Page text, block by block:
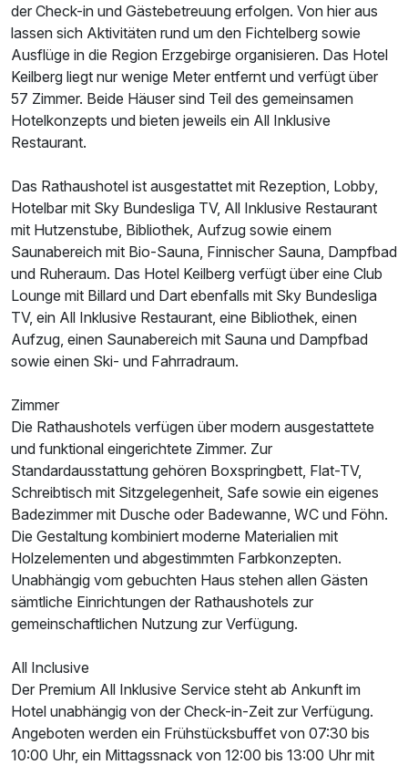
Familienzimmer A
2 Erwachsene und 2 Kinder
Für 4 Tage p.P. ab
Familienzimmer B
2 Erwachsene und 1 Kind
der Check-in und Gästebetreuung erfolgen. Von hier aus
lassen sich Aktivitäten rund um den Fichtelberg sowie
Ausflüge in die Region Erzgebirge organisieren. Das Hotel
Keilberg liegt nur wenige Meter entfernt und verfügt über
57 Zimmer. Beide Häuser sind Teil des gemeinsamen
Hotelkonzepts und bieten jeweils ein All Inklusive
Restaurant.
Das Rathaushotel ist ausgestattet mit Rezeption, Lobby,
Hotelbar mit Sky Bundesliga TV, All Inklusive Restaurant
mit Hutzenstube, Bibliothek, Aufzug sowie einem
Saunabereich mit Bio-Sauna, Finnischer Sauna, Dampfbad
und Ruheraum. Das Hotel Keilberg verfügt über eine Club
Lounge mit Billard und Dart ebenfalls mit Sky Bundesliga
TV, ein All Inklusive Restaurant, eine Bibliothek, einen
Aufzug, einen Saunabereich mit Sauna und Dampfbad
sowie einen Ski- und Fahrradraum.
Zimmer
Die Rathaushotels verfügen über modern ausgestattete
und funktional eingerichtete Zimmer. Zur
Standardausstattung gehören Boxspringbett, Flat-TV,
Schreibtisch mit Sitzgelegenheit, Safe sowie ein eigenes
Badezimmer mit Dusche oder Badewanne, WC und Föhn.
Die Gestaltung kombiniert moderne Materialien mit
Holzelementen und abgestimmten Farbkonzepten.
Unabhängig vom gebuchten Haus stehen allen Gästen
sämtliche Einrichtungen der Rathaushotels zur
gemeinschaftlichen Nutzung zur Verfügung.
All Inclusive
Der Premium All Inklusive Service steht ab Ankunft im
Hotel unabhängig von der Check-in-Zeit zur Verfügung.
Angeboten werden ein Frühstücksbuffet von 07:30 bis
10:00 Uhr, ein Mittagssnack von 12:00 bis 13:00 Uhr mit